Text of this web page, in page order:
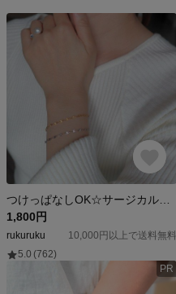
1,800円
rukuruku
10,000円以上で送料無料
5.0 (762)
PR